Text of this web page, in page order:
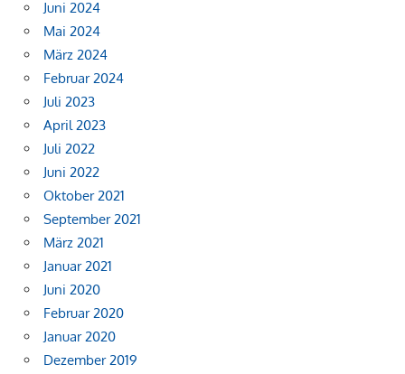
Juni 2024
Mai 2024
März 2024
Februar 2024
Juli 2023
April 2023
Juli 2022
Juni 2022
Oktober 2021
September 2021
März 2021
Januar 2021
Juni 2020
Februar 2020
Januar 2020
Dezember 2019